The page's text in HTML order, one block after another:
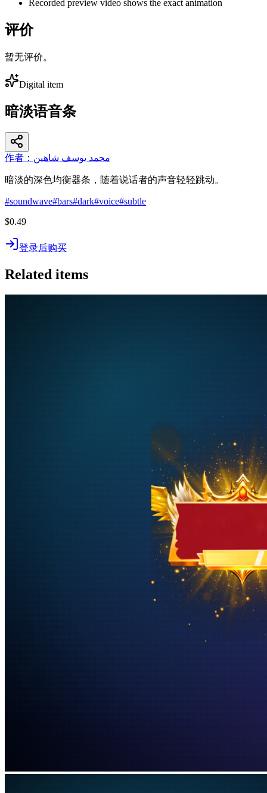
Recorded preview video shows the exact animation
评价
暂无评价。
Digital item
暗淡语音条
作者：محمد يوسف شاهين
暗淡的深色均衡器条，随着说话者的声音轻轻跳动。
#soundwave#bars#dark#voice#subtle
$0.49
登录后购买
Related items